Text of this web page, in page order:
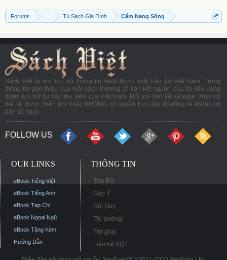
Forums Tủ Sách Gia Đình Cẩm Nang Sống
Sách Việt là nơi lưu trữ thông tin sách được xuất bản tại Việt Nam. Trong
thông tin giới thiệu của mỗi sách thường có liên kết nguồn của tài liệu đang
được lưu trữ tại các thư viện của Việt Nam. Đối với liên kết Google Drive có
thể tải được miễn phí hoặc KHÔNG có quyền truy cập (thường là không có
bản số hóa).
FOLLOW US
OUR LINKS
eBook Tiếng Việt
eBook Tiếng Anh
eBook Tạp Chí
eBook Ngoại Ngữ
eBook Tặng Kèm
Hướng Dẫn
THÔNG TIN
Bản Đồ
Góp Ý
Nội Quy
Thị trường
Trợ giúp
Liên hệ BQT